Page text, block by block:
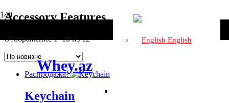
Whey.az
English
Accessory Features
Отображение 1–10 из 12Сортировка:
Распродажа!
Keychain